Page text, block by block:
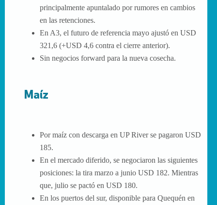
principalmente apuntalado por rumores en cambios
en las retenciones.
En A3, el futuro de referencia mayo ajustó en USD
321,6 (+USD 4,6 contra el cierre anterior).
Sin negocios forward para la nueva cosecha.
Maíz
Por maíz con descarga en UP River se pagaron USD
185.
En el mercado diferido, se negociaron las siguientes
posiciones: la tira marzo a junio USD 182. Mientras
que, julio se pactó en USD 180.
En los puertos del sur, disponible para Quequén en